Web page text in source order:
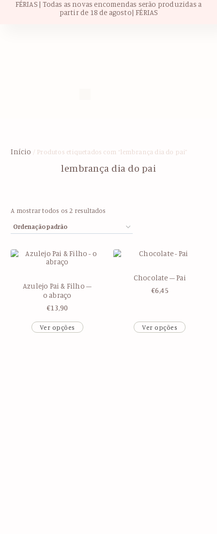
FÉRIAS | Todas as novas encomendas serão produzidas a
partir de 18 de agosto| FÉRIAS
Início / Produtos etiquetados com “lembrança dia do pai”
lembrança dia do pai
A mostrar todos os 2 resultados
Azulejo Pai & Filho –
o abraço
€13,90
Ver opções
Chocolate – Pai
€6,45
Ver opções